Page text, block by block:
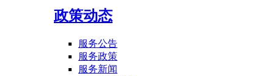
政策动态
服务公告
服务政策
服务新闻